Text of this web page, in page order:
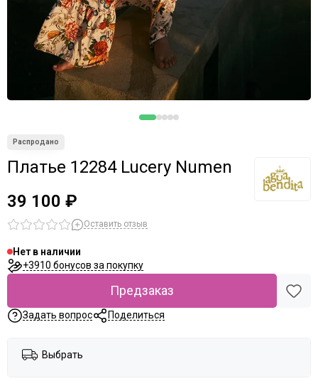
Платье 12284 Lucery Numen
39 100 ₽
Оставить отзыв
Нет в наличии
+3910 бонусов за покупку
Предзаказ
Задать вопрос Поделиться
Выбрать